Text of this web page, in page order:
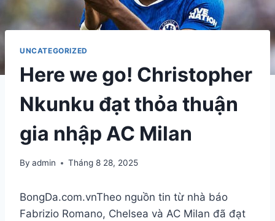
UNCATEGORIZED
Here we go! Christopher
Nkunku đạt thỏa thuận
gia nhập AC Milan
By admin Tháng 8 28, 2025
BongDa.com.vnTheo nguồn tin từ nhà báo
Fabrizio Romano, Chelsea và AC Milan đã đạt